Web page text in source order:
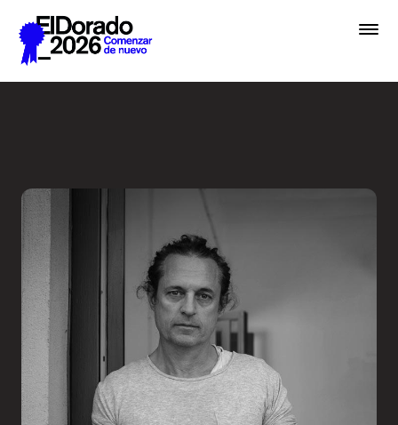
Saltar al contenido principal
Academias
Archivo
Inscribir
Boletería